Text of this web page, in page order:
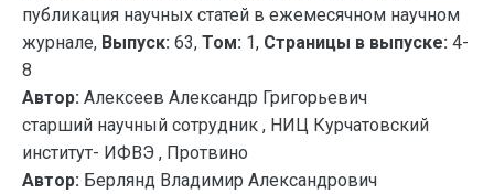
публикация научных статей в ежемесячном научном
журнале, Выпуск: 63, Том: 1, Страницы в выпуске: 4-
8
Автор: Алексеев Александр Григорьевич
старший научный сотрудник , НИЦ Курчатовский
институт- ИФВЭ , Протвино
Автор: Берлянд Владимир Александрович